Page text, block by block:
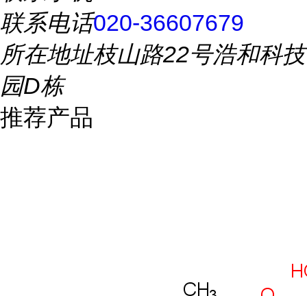
联系电话020-36607679
所在地址枝山路22号浩和科技
园D栋
推荐产品